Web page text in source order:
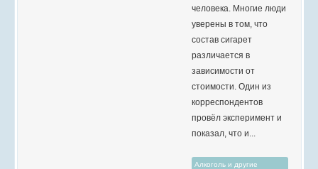
человека. Многие люди
уверены в том, что
состав сигарет
различается в
зависимости от
стоимости. Один из
корреспондентов
провёл эксперимент и
показал, что и...
Алкоголь и другие